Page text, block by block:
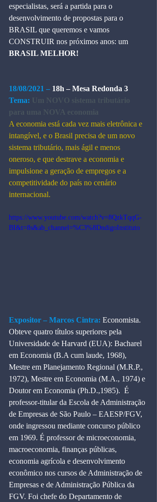
especialistas, será a partida para o
desenvolvimento de propostas para o
BRASIL que queremos e vamos
CONSTRUIR nos próximos anos: um
BRASIL MELHOR!
18/08/2021 – 18h – Mesa Redonda 3
Tema: Um NOVO sistema tributário
para uma NOVA economia
A economia está cada vez mais eletrônica e
intangível, e o Brasil precisa de um novo
sistema tributário, mais ágil e menos
oneroso, e que destrave a economia e
impulsione a geração de empregos e a
competitividade do país no cenário
internacional.
https://www.youtube.com/watch?v=8QzkTqqG-
BI&t=8s&ab_channel=%C3%8DndigoInstituto
Expositor – Marcos Cintra: Economista.
Obteve quatro títulos superiores pela
Universidade de Harvard (EUA): Bacharel
em Economia (B.A cum laude, 1968),
Mestre em Planejamento Regional (M.R.P.,
1972), Mestre em Economia (M.A., 1974) e
Doutor em Economia (Ph.D.,1985).  É
professor-titular da Escola de Administração
de Empresas de São Paulo – EAESP/FGV,
onde ingressou mediante concurso público
em 1969. É professor de microeconomia,
macroeconomia, finanças públicas,
economia agrícola e desenvolvimento
econômico nos cursos de Administração de
Empresas e de Administração Pública da
FGV. Foi chefe do Departamento de